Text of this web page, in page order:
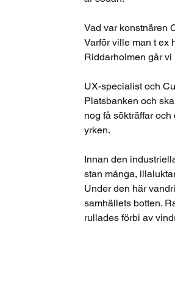
Vad var konstnären
Varför ville man t ex
Riddarholmen går vi
UX-specialist och
Platsbanken och
nog få sökträffar
yrken.
Innan den
stan många,
Under den här
samhällets botten.
rullades förbi av